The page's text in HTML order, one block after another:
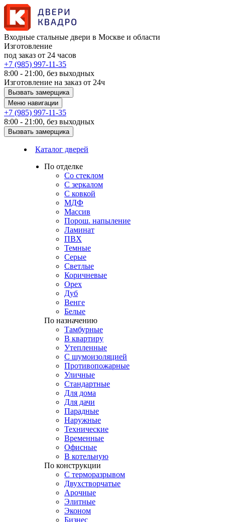
Входные стальные двери в Москве и области
Изготовление
под заказ от 24 часов
+7 (985) 997-11-35
8:00 - 21:00, без выходных
Изготовление на заказ от 24ч
Вызвать замерщика
Меню навигации
+7 (985) 997-11-35
8:00 - 21:00, без выходных
Вызвать замерщика
Каталог дверей
По отделке
Со стеклом
С зеркалом
С ковкой
МДФ
Массив
Порош. напыление
Ламинат
ПВХ
Темные
Серые
Светлые
Коричневые
Орех
Дуб
Венге
Белые
По назначению
Тамбурные
В квартиру
Утепленные
С шумоизоляцией
Противопожарные
Уличные
Стандартные
Для дома
Для дачи
Парадные
Наружные
Технические
Временные
Офисные
В котельную
По конструкции
С терморазрывом
Двухстворчатые
Арочные
Элитные
Эконом
Бизнес